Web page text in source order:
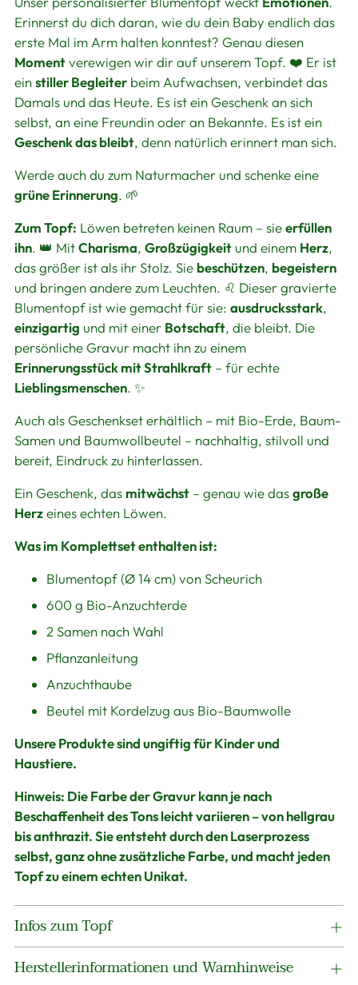
Erinnerst du dich daran, wie du dein Baby endlich das
erste Mal im Arm halten konntest? Genau diesen
Momentverewigen wir dir auf unserem Topf. ❤️ Er ist
einstiller Begleiter beim Aufwachsen, verbindet das
Damals und das Heute. Es ist ein Geschenk an sich
selbst, an eine Freundin oder an Bekannte. Es ist ein
Geschenk das bleibt, denn natürlich erinnert man sich.
Werde auch du zum Naturmacher und schenke eine
grüne Erinnerung. 🌱
Zum Topf: Löwen betreten keinen Raum – sieerfüllen
ihn. 👑 MitCharisma, Großzügigkeit und einem Herz,
das größer ist als ihr Stolz. Sie beschützen, begeistern
und bringen andere zum Leuchten. ♌ Dieser gravierte
Blumentopf ist wie gemacht für sie: ausdrucksstark,
einzigartig und mit einer Botschaft, die bleibt. Die
persönliche Gravur macht ihn zu einem
Erinnerungsstück mit Strahlkraft – für echte
Lieblingsmenschen. ✨
Auch als Geschenkset erhältlich – mit Bio-Erde, Baum-
Samen und Baumwollbeutel – nachhaltig, stilvoll und
bereit, Eindruck zu hinterlassen.
Ein Geschenk, das mitwächst – genau wie dasgroße
Herzeines echten Löwen.
Was im Komplettset enthalten ist:
Blumentopf (Ø 14 cm) von Scheurich
600 g Bio-Anzuchterde
2 Samen nach Wahl
Pflanzanleitung
Anzuchthaube
Beutel mit Kordelzug aus Bio-Baumwolle
Unsere Produkte sind ungiftig für Kinder und
Haustiere.
Hinweis: Die Farbe der Gravur kann je nach
Beschaffenheit des Tons leicht variieren – von hellgrau
bis anthrazit. Sie entsteht durch den Laserprozess
selbst, ganz ohne zusätzliche Farbe, und macht jeden
Topf zu einem echten Unikat.
Infos zum Topf
Herstellerinformationen und Warnhinweise